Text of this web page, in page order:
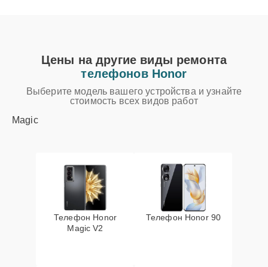
Цены на другие виды ремонта
телефонов Honor
Выберите модель вашего устройства и узнайте
стоимость всех видов работ
Magic
Телефон Honor
Magic V2
Телефон Honor 90